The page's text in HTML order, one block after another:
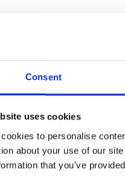
Consent
uses cookies
to personalise
about your use of our
that you’ve